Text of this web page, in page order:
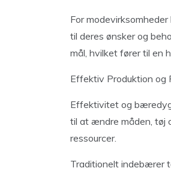
For
til deres ønsker og
mål, hvilket fører til en
Effektiv Produktion og
Effektivitet og
til at ændre måden, tøj
ressourcer.
Traditionelt indebærer